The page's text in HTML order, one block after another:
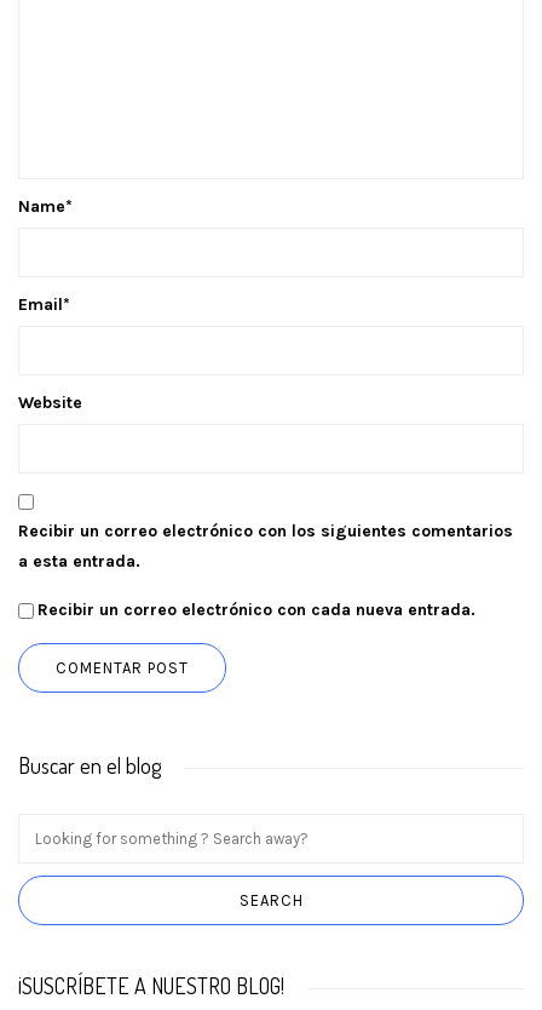
Name*
Email*
Website
Recibir un correo electrónico con los siguientes comentarios
a esta entrada.
Recibir un correo electrónico con cada nueva entrada.
Buscar en el blog
¡SUSCRÍBETE A NUESTRO BLOG!